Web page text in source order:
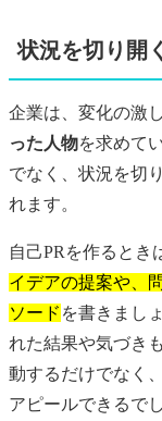
状況を切り開
企業は、変化の激
った人物を求めて
でなく、状況を切
れます。
自己PRを作るとき
イデアの提案や、
ソード を書きまし
れた結果や気づき
動するだけでなく、
アピールできるで